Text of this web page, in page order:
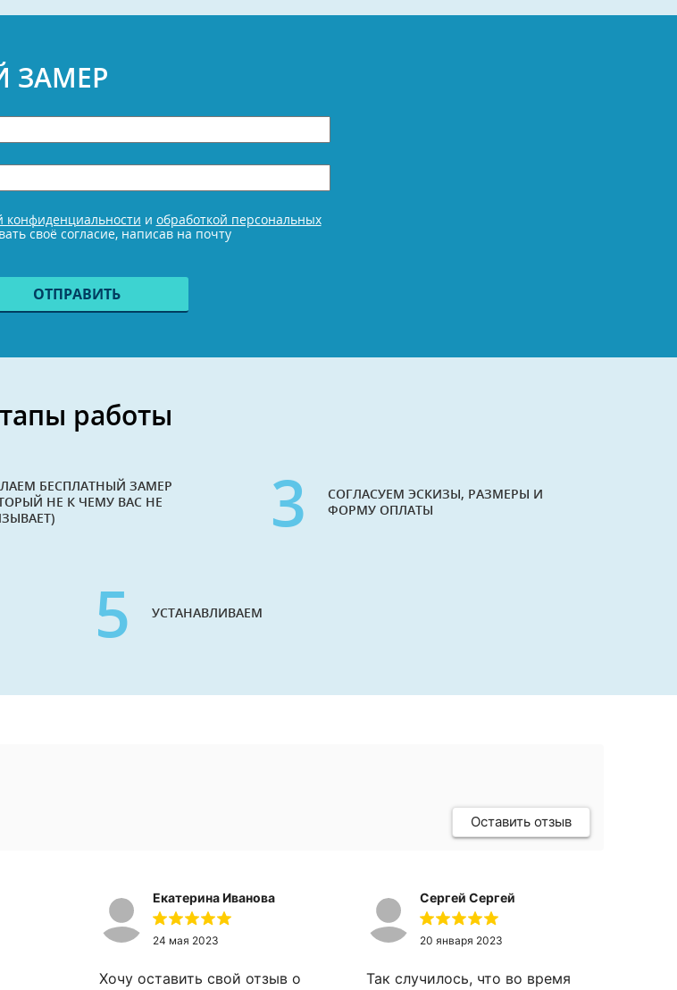
ЗАМЕР
конфиденциальности и обработкой персональных
своё согласие, написав на почту
работы
БЕСПЛАТНЫЙ ЗАМЕР
НЕ К ЧЕМУ ВАС НЕ
3
СОГЛАСУЕМ ЭСКИЗЫ, РАЗМЕРЫ И
ФОРМУ ОПЛАТЫ
5 УСТАНАВЛИВАЕМ
Оставить отзыв
Екатерина Иванова
24 мая 2023
Хочу оставить свой отзыв о
Сергей Сергей
20 января 2023
Так случилось, что во время